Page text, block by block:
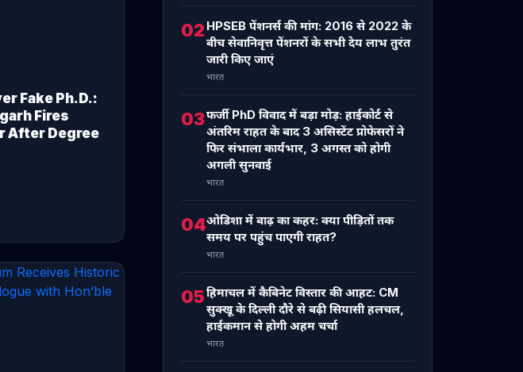
Fake Ph.D.:
Fires
After Degree
02 HPSEB पेंशनर्स की मांग: 2016 से 2022 के
बीच सेवानिवृत्त पेंशनरों के सभी देय लाभ तुरंत
जारी किए जाएं
भारत
03फर्जी PhD विवाद में बड़ा मोड़: हाईकोर्ट से
अंतरिम राहत के बाद 3 असिस्टेंट प्रोफेसरों ने
फिर संभाला कार्यभार, 3 अगस्त को होगी
अगली सुनवाई
भारत
04ओडिशा में बाढ़ का कहर: क्या पीड़ितों तक
समय पर पहुंच पाएगी राहत?
भारत
05हिमाचल में कैबिनेट विस्तार की आहट: CM
सुक्खू के दिल्ली दौरे से बढ़ी सियासी हलचल,
हाईकमान से होगी अहम चर्चा
भारत